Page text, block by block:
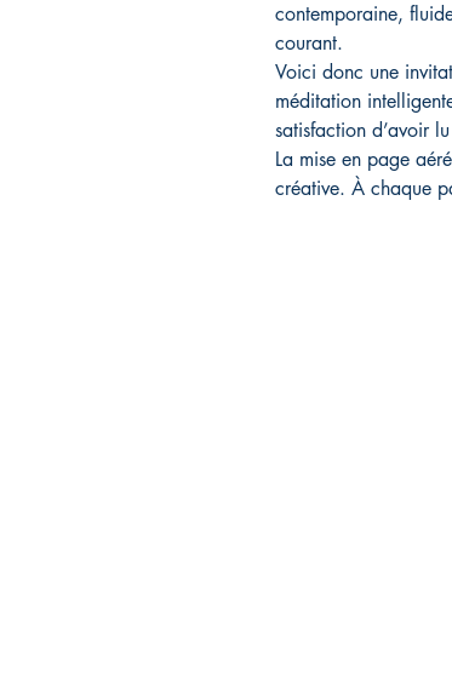
contemporaine,
courant.
Voici donc une
méditation
satisfaction d’avoir
La mise en page
créative. À chaque